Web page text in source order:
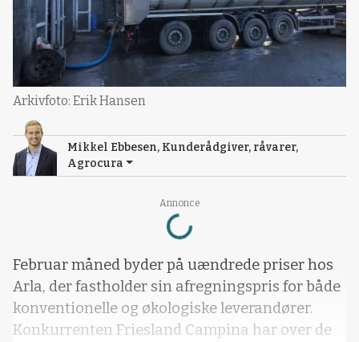
Annonce
Loading...
Arkivfoto: Erik Hansen
Mikkel Ebbesen, Kunderådgiver, råvarer,
Agrocura
Februar måned byder på uændrede priser hos
Arla, der fastholder sin afregningspris for både
konventionelle og økologiske leverandører.
Konkurrenten Friesland Campina har over de